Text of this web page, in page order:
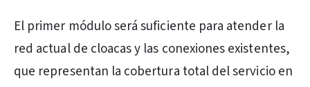
El primer módulo será suficiente para atender la
red actual de cloacas y las conexiones existentes,
que representan la cobertura total del servicio en